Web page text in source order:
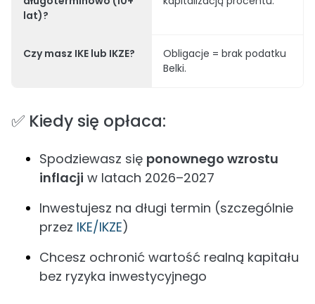
lat)?
Czy masz IKE lub IKZE?
Obligacje = brak podatku
Belki.
✅ Kiedy się opłaca:
Spodziewasz się ponownego wzrostu
inflacji w latach 2026–2027
Inwestujesz na długi termin (szczególnie
przez IKE/IKZE)
Chcesz ochronić wartość realną kapitału
bez ryzyka inwestycyjnego